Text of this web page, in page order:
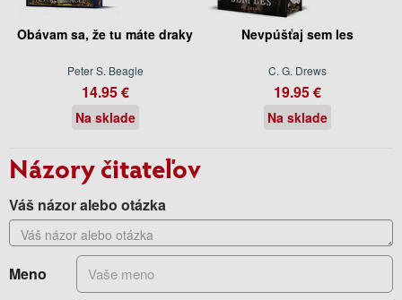
Obávam sa, že tu máte draky
Peter S. Beagle
14.95 €
Na sklade
Nevpúšťaj sem les
C. G. Drews
19.95 €
Na sklade
Názory čitateľov
Váš názor alebo otázka
Meno